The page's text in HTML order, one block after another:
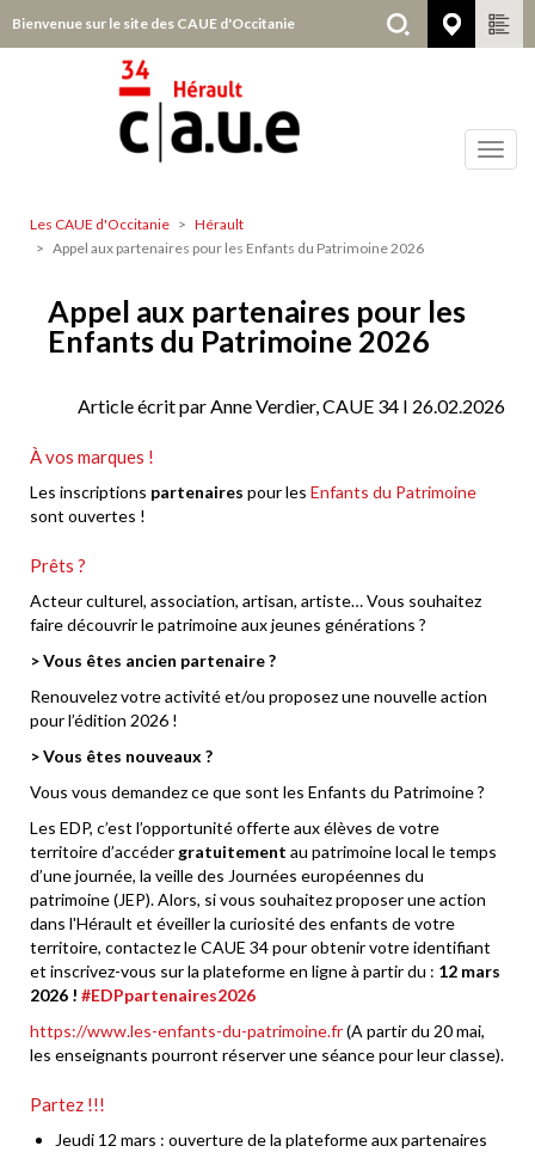
au
Bienvenue sur le site des CAUE d'Occitanie Hérault
Hérault
Les CAUE d'Occitanie
Hérault
Appel aux partenaires pour les Enfants du Patrimoine 2026
Appel aux partenaires pour les
Enfants du Patrimoine 2026
Article écrit par Anne Verdier, CAUE 34 I 26.02.2026
À vos marques !
Les inscriptions partenaires pour les Enfants du Patrimoine
sont ouvertes !
Prêts ?
Acteur culturel, association, artisan, artiste… Vous souhaitez
faire découvrir le patrimoine aux jeunes générations ?
> Vous êtes ancien partenaire ?
Renouvelez votre activité et/ou proposez une nouvelle action
pour l’édition 2026 !
> Vous êtes nouveaux ?
Vous vous demandez ce que sont les Enfants du Patrimoine ?
Les EDP, c’est l’opportunité offerte aux élèves de votre
territoire d’accéder gratuitement au patrimoine local le temps
d’une journée, la veille des Journées européennes du
patrimoine (JEP). Alors, si vous souhaitez proposer une action
dans l'Hérault et éveiller la curiosité des enfants de votre
territoire, contactez le CAUE 34 pour obtenir votre identifiant
et inscrivez-vous sur la plateforme en ligne à partir du : 12 mars
2026 ! #EDPpartenaires2026
https://www.les-enfants-du-patrimoine.fr(A partir du 20 mai,
les enseignants pourront réserver une séance pour leur classe).
Partez !!!
Jeudi 12 mars : ouverture de la plateforme aux partenaires